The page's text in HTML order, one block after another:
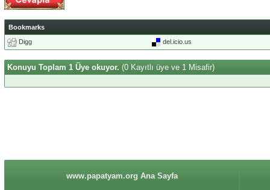
Bookmarks
Digg
del.icio.us
Konuyu Toplam 1 Üye okuyor. (0 Kayıtlı üye ve 1 Misafir)
www.papatyam.org Ana Sayfa